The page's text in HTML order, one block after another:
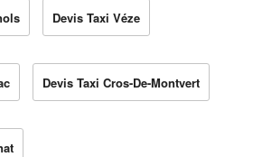
Devis Taxi Véze
Devis Taxi Cros-De-Montvert